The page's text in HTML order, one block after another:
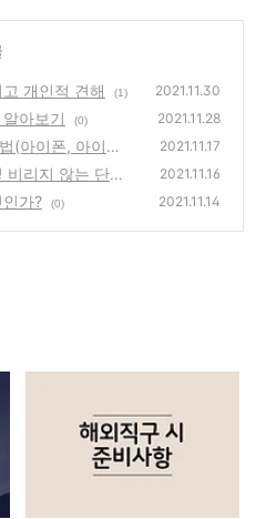
개인적 견해 (1) 2021.11.30
아보기 (0) 2021.11.28
(아이폰, 아이패
2021.11.17
리지 않는 단백
2021.11.16
가? (0) 2021.11.14